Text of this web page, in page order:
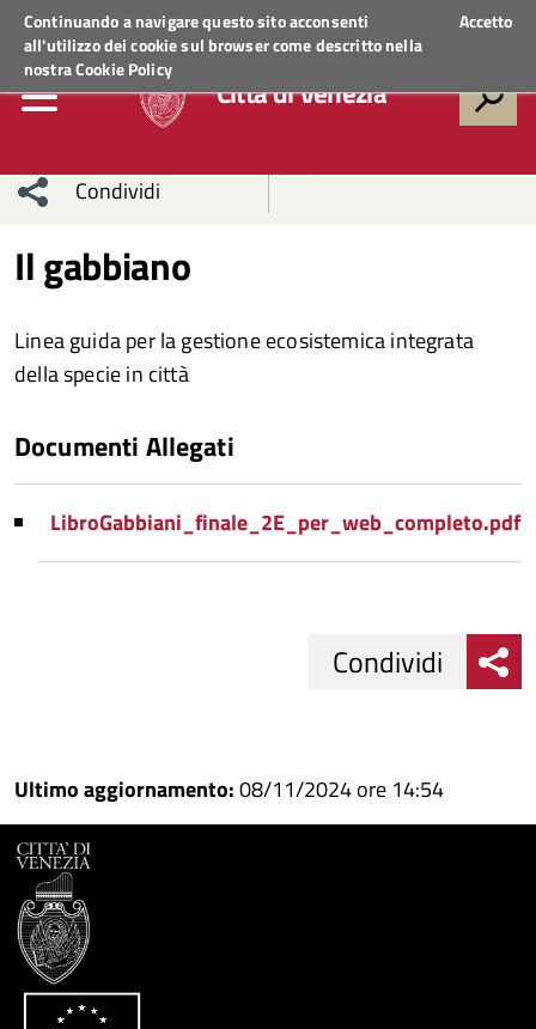
Continuando a navigare questo sito acconsenti
all'utilizzo dei cookie sul browser come descritto nella
nostraCookie Policy
Accetto
Regione VenetoACCEDI AI SERVIZI
Città di Venezia
Condividi
network
Condividi
Facebook
su
Condividi
Facebook
su
Whatsapp
Il gabbiano
Linea guida per la gestione ecosistemica integrata
della specie in città
Documenti Allegati
LibroGabbiani_finale_2E_per_web_completo.pdf
su
Facebook
Condividi
su
Condividi
Condividi
Ultimo aggiornamento:08/11/2024 ore 14:54